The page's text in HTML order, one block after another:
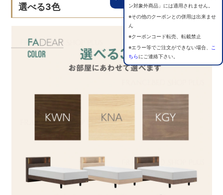
ン対象外商品」には適用されません。
※その他のクーポンとの併用は出来ませ
ん
※クーポンコード転売、転載禁止
※エラー等でご注文ができない場合、
こ
ちらにご連絡下さい。
選べる3色